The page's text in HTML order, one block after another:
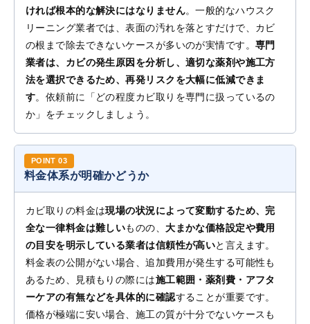
ければ根本的な解決にはなりません。一般的なハウスク
リーニング業者では、表面の汚れを落とすだけで、カビ
の根まで除去できないケースが多いのが実情です。専門
業者は、 カビの発生原因 を分析し、適切な薬剤や施工方
法を選択できるため、再発リスクを大幅に低減できま
す。依頼前に「どの程度カビ取りを専門に扱っているの
か」をチェックしましょう。
料金体系が明確かどうか
カビ取りの料金は現場の状況によって変動するため、完
全な一律料金は難しいものの、 大まかな価格設定や費用
の目安を明示している業者は信頼性が高いと言えます。
料金表の公開がない場合、追加費用が発生する可能性も
あるため、見積もりの際には施工範囲・薬剤費・アフタ
ーケアの有無などを具体的に確認することが重要です。
価格が極端に安い場合、施工の質が十分でないケースも